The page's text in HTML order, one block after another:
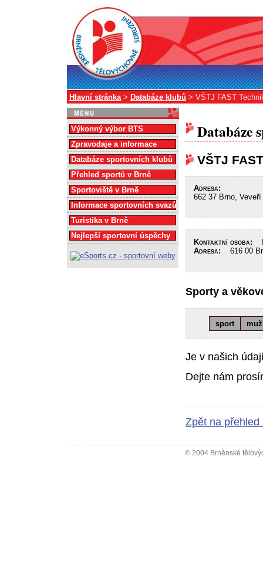
Hlavní stránka> Databáze klubů > VŠTJ FAST
Databáze
VŠTJ
Adresa:
662 37 Brno, Veveří
Kontaktní osoba:
Adresa: 616 00
Sporty a
sport
Je v našich
Dejte nám
Zpět na přehled
Výkonný výbor BTS
Zpravodaje a informace
Databáze sportovních klubů
Přehled sportů v Brně
Sportoviště v Brně
Informace sportovních svazů
Turistika v Brně
Nejlepší sportovní úspěchy
© 2004 Brněnské